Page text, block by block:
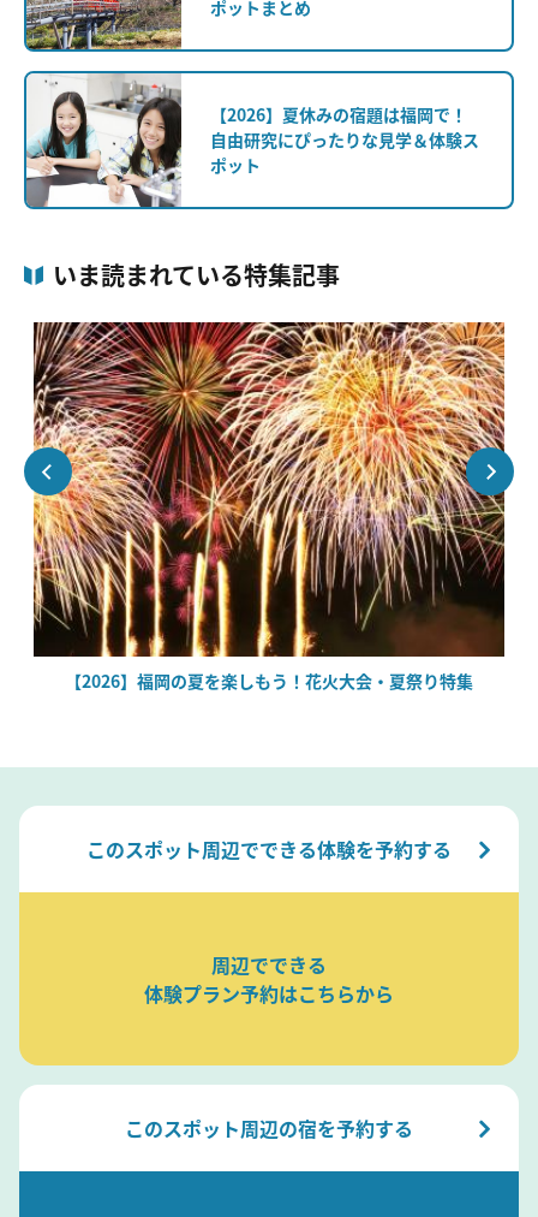
ポットまとめ
【2026】夏休みの宿題は福岡で！
自由研究にぴったりな見学＆体験ス
ポット
いま読まれている特集記事
【2026】福岡の夏を楽しもう！花火大会・夏祭り特集
このスポット周辺でできる体験を予約する
周辺でできる
体験プラン予約はこちらから
このスポット周辺の宿を予約する